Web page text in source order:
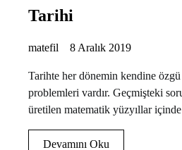
Tarihi
matefil 8 Aralık 2019
Tarihte her dönemin kendine
problemleri vardır. Geçmişteki
üretilen matematik yüzyıllar
Devamını Oku